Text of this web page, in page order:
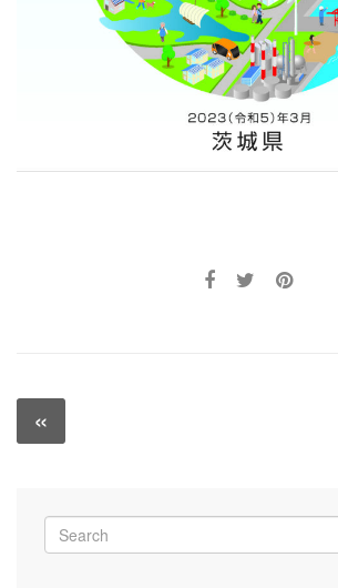
投
稿
ビ
ゲ
Previous
«